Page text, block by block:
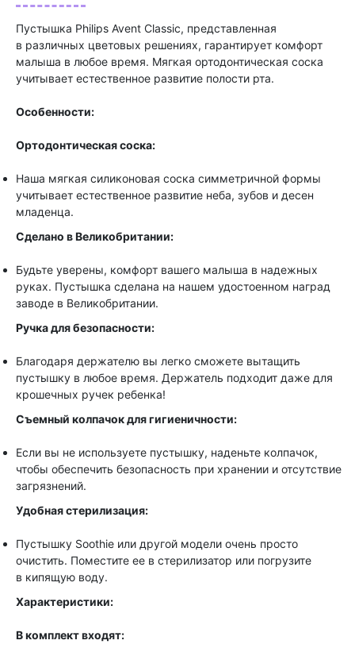
Пустышка Philips Avent Classic, представленная
в различных цветовых решениях, гарантирует комфорт
малыша в любое время. Мягкая ортодонтическая соска
учитывает естественное развитие полости рта.
Особенности:
Ортодонтическая соска:
Наша мягкая силиконовая соска симметричной формы
учитывает естественное развитие неба, зубов и десен
младенца.
Сделано в Великобритании:
Будьте уверены, комфорт вашего малыша в надежных
руках. Пустышка сделана на нашем удостоенном наград
заводе в Великобритании.
Ручка для безопасности:
Благодаря держателю вы легко сможете вытащить
пустышку в любое время. Держатель подходит даже для
крошечных ручек ребенка!
Съемный колпачок для гигиеничности:
Если вы не используете пустышку, наденьте колпачок,
чтобы обеспечить безопасность при хранении и отсутствие
загрязнений.
Удобная стерилизация:
Пустышку Soothie или другой модели очень просто
очистить. Поместите ее в стерилизатор или погрузите
в кипящую воду.
Характеристики:
В комплект входят: